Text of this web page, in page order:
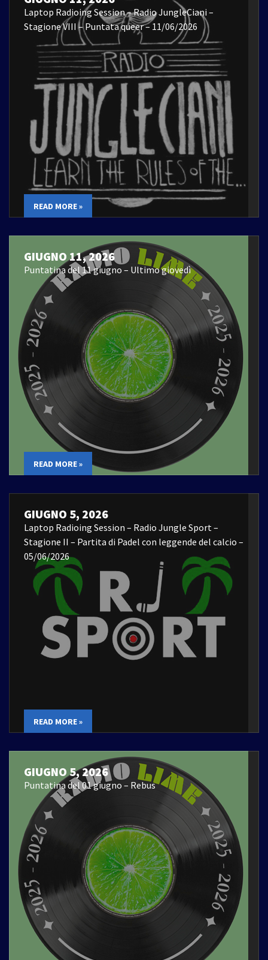
Laptop Radioing Session – Radio JungleCiani –
Stagione VIII – Puntata queer – 11/06/2026
READ MORE »
GIUGNO 11, 2026
Puntatina del 11 giugno – Ultimo giovedì
READ MORE »
GIUGNO 5, 2026
Laptop Radioing Session – Radio Jungle Sport –
Stagione II – Partita di Padel con leggende del calcio –
05/06/2026
READ MORE »
GIUGNO 5, 2026
Puntatina del 01 giugno – Rebus